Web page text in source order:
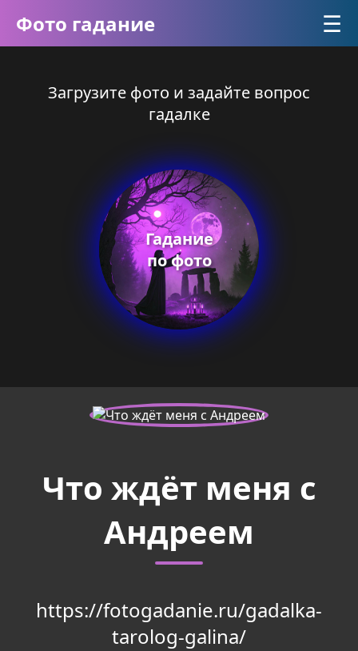
Фото гадание ☰
Загрузите фото и задайте вопрос
гадалке
Гадание
по фото
Что ждёт меня с
Андреем
https://fotogadanie.ru/gadalka-
tarolog-galina/